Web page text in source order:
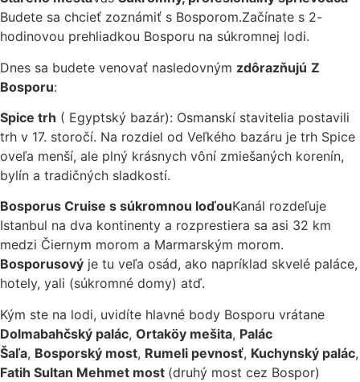
Budete sa chcieť zoznámiť s Bosporom.Začínate s 2-
hodinovou prehliadkou Bosporu na súkromnej lodi.
Dnes sa budete venovať nasledovným zdôrazňujú Z
Bosporu:
Spice trh ( Egyptský bazár): Osmanskí stavitelia postavili
trh v 17. storočí. Na rozdiel od Veľkého bazáru je trh Spice
oveľa menší, ale plný krásnych vôní zmiešaných korenín,
bylín a tradičných sladkostí.
Bosporus Cruise s súkromnou loďouKanál rozdeľuje
Istanbul na dva kontinenty a rozprestiera sa asi 32 km
medzi Čiernym morom a Marmarským morom.
Bosporusový je tu veľa osád, ako napríklad skvelé paláce,
hotely, yali (súkromné domy) atď.
Kým ste na lodi, uvidíte hlavné body Bosporu vrátane
Dolmabahčský palác, Ortaköy mešita, Palác
Šaľa, Bosporský most, Rumeli pevnosť, Kuchynský palác,
Fatih Sultan Mehmet most (druhý most cez Bospor)